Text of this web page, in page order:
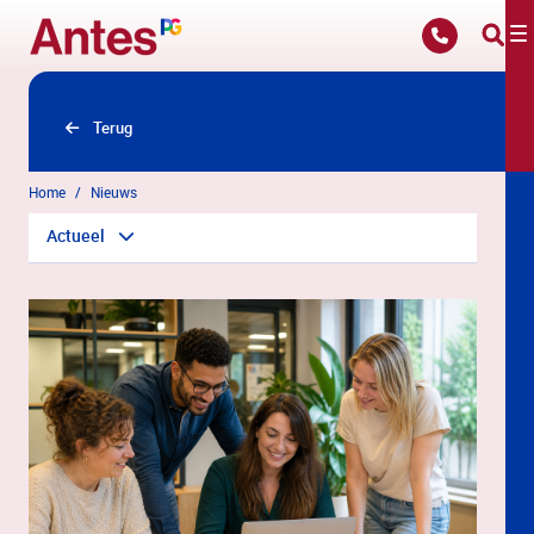
Overslaan en naar hoofdinhoud gaan
Terug
Home Nieuws
Actueel